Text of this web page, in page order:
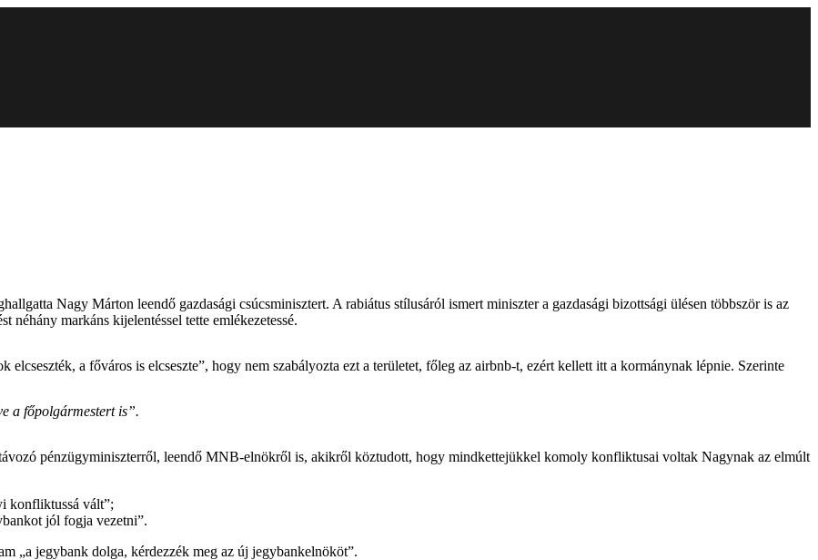
Nagy Márton leendő gazdasági csúcsminisztert. A rabiátus stílusáról ismert miniszter a gazdasági bizottsági ülésen többször is az
néhány markáns kijelentéssel tette emlékezetessé.
a főváros is elcseszte”, hogy nem szabályozta ezt a területet, főleg az airbnb-t, ezért kellett itt a kormánynak lépnie. Szerinte
a főpolgármestert is”.
pénzügyminiszterről, leendő MNB-elnökről is, akikről köztudott, hogy mindkettejükkel komoly konfliktusai voltak Nagynak az elmúlt
konfliktussá vált”;
jól fogja vezetni”.
„a jegybank dolga, kérdezzék meg az új jegybankelnököt”.